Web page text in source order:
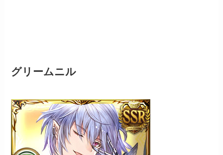
グリームニル